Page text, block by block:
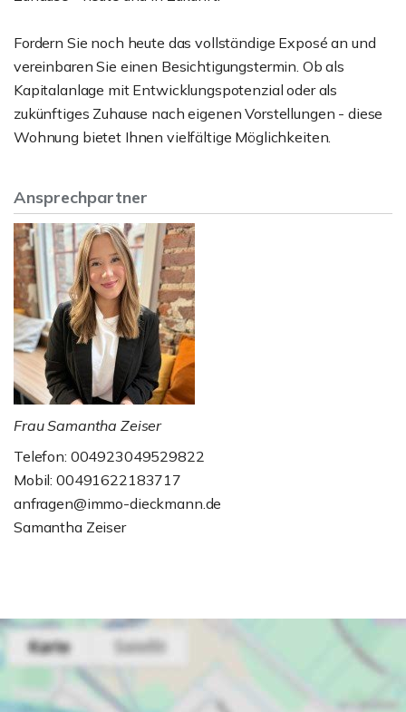
Fordern Sie noch heute das vollständige Exposé an und
vereinbaren Sie einen Besichtigungstermin. Ob als
Kapitalanlage mit Entwicklungspotenzial oder als
zukünftiges Zuhause nach eigenen Vorstellungen - diese
Wohnung bietet Ihnen vielfältige Möglichkeiten.
Ansprechpartner
Frau Samantha Zeiser
Telefon: 004923049529822
Mobil: 00491622183717
anfragen@immo-dieckmann.de
Samantha Zeiser